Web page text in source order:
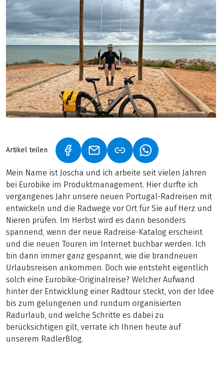
Artikel teilen (LINK ÖFFNET IN NEUEM TAB)
(LINK ÖFFNET IN NEUEM TAB)
(LINK ÖFFNET IN
Mein Name ist Joscha und ich arbeite seit vielen Jahren
bei Eurobike im Produktmanagement. Hier durfte ich
vergangenes Jahr unsere neuen Portugal-Radreisen mit
entwickeln und die Radwege vor Ort für Sie auf Herz und
Nieren prüfen. Im Herbst wird es dann besonders
spannend, wenn der neue Radreise-Katalog erscheint
und die neuen Touren im Internet buchbar werden. Ich
bin dann immer ganz gespannt, wie die brandneuen
Urlaubsreisen ankommen. Doch wie entsteht eigentlich
solch eine Eurobike-Originalreise? Welcher Aufwand
hinter der Entwicklung einer Radtour steckt, von der Idee
bis zum gelungenen und rundum organisierten
Radurlaub, und welche Schritte es dabei zu
berücksichtigen gilt, verrate ich Ihnen heute auf
unserem RadlerBlog.